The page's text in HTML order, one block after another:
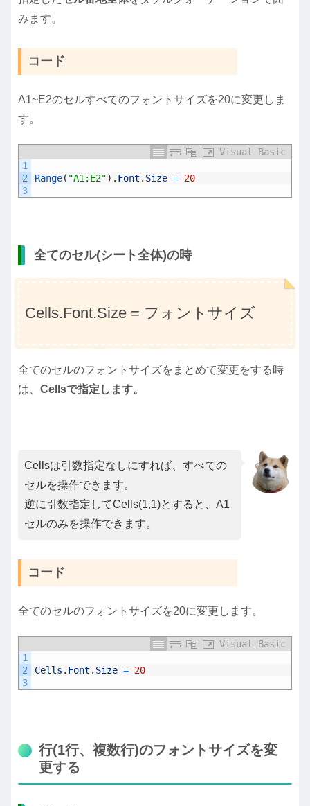
みます。
コード
A1~E2のセルすべてのフォントサイズを20に変更しま
す。
Visual Basic
1
2
3
Range( "A1:E2") . Font . Size = 20
全てのセル(シート全体)の時
Cells.Font.Size = フォントサイズ
全てのセルのフォントサイズをまとめて変更をする時
は、 Cellsで指定します。
Cellsは引数指定なしにすれば、すべての
セルを操作できます。
逆に引数指定してCells(1,1)とすると、A1
セルのみを操作できます。
コード
全てのセルのフォントサイズを20に変更します。
Visual Basic
1
2
3
Cells . Font . Size = 20
行(1行、複数行)のフォントサイズを変
更する